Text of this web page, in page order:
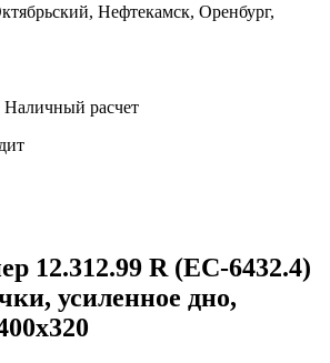
Нефтекамск, Оренбург,
Наличный расчет
12.312.99 R (ЕС-6432.4)
усиленное дно,